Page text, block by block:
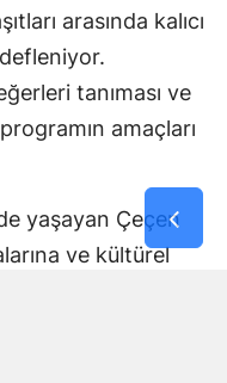
arasında kalıcı
tanıması ve
amaçları
yaşayan Çeçen
ve kültürel